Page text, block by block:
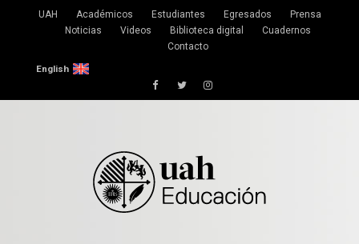
UAH Académicos Estudiantes Egresados
Prensa
Noticias
Videos Biblioteca digital
Cuadernos
Contacto
English
FacebookTwitterInstagram